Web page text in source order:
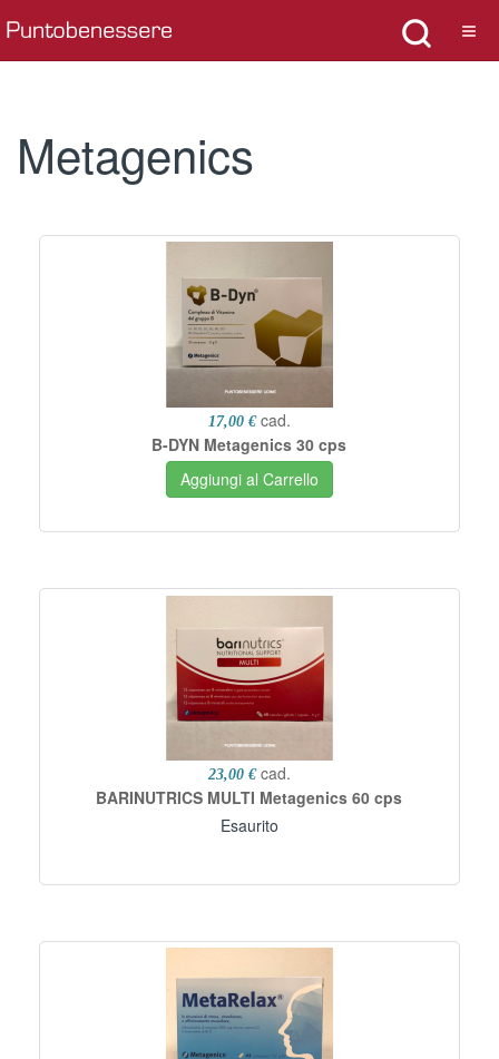
Metagenics
17,00 € cad.
B-DYN Metagenics 30 cps
Aggiungi al Carrello
23,00 € cad.
BARINUTRICS MULTI Metagenics 60 cps
Esaurito